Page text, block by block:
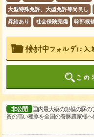
大型特殊免許、大型免許等尚良し
昇給あり 社会保険完備 幹部候
非公開
国内最大級の規模の豚
質の高い種豚を全国の養豚農家様